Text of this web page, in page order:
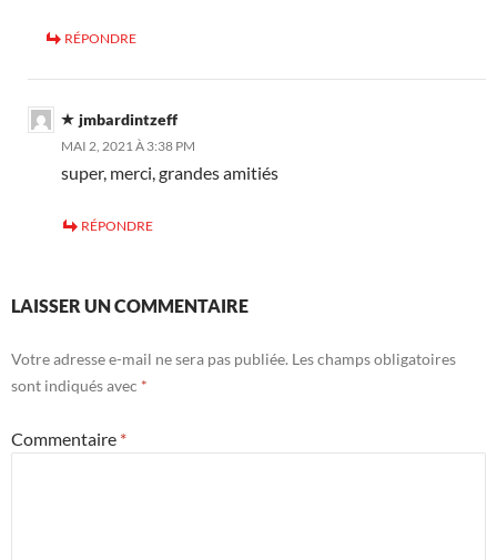
RÉPONDRE
jmbardintzeff
MAI 2, 2021 À 3:38 PM
super, merci, grandes amitiés
RÉPONDRE
LAISSER UN COMMENTAIRE
Votre adresse e-mail ne sera pas publiée. Les champs obligatoires
sont indiqués avec *
Commentaire *